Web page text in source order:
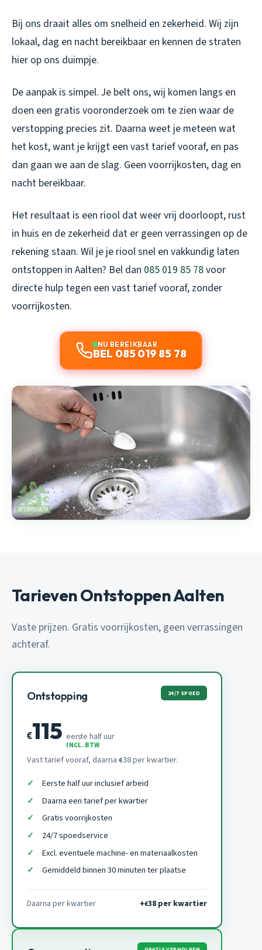
Bij ons draait alles om snelheid en zekerheid. Wij zijn
lokaal, dag en nacht bereikbaar en kennen de straten
hier op ons duimpje.
De aanpak is simpel. Je belt ons, wij komen langs en
doen een gratis vooronderzoek om te zien waar de
verstopping precies zit. Daarna weet je meteen wat
het kost, want je krijgt een vast tarief vooraf, en pas
dan gaan we aan de slag. Geen voorrijkosten, dag en
nacht bereikbaar.
Het resultaat is een riool dat weer vrij doorloopt, rust
in huis en de zekerheid dat er geen verrassingen op de
rekening staan. Wil je je riool snel en vakkundig laten
ontstoppen in Aalten? Bel dan 085 019 85 78voor
directe hulp tegen een vast tarief vooraf, zonder
voorrijkosten.
NU BEREIKBAAR
BEL 085 019 85 78
Tarieven Ontstoppen Aalten
Vaste prijzen. Gratis voorrijkosten, geen verrassingen
achteraf.
Ontstopping 24/7 SPOED
€115 eerste half uur
INCL. BTW
Vast tarief vooraf, daarna €38 per kwartier.
Eerste half uur inclusief arbeid
Daarna een tarief per kwartier
Gratis voorrijkosten
24/7 spoedservice
Excl. eventuele machine- en materiaalkosten
Gemiddeld binnen 30 minuten ter plaatse
Daarna per kwartier +€38 per kwartier